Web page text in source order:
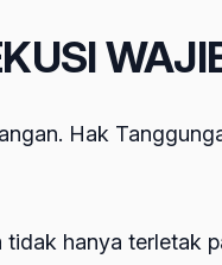
Hak
hanya terletak